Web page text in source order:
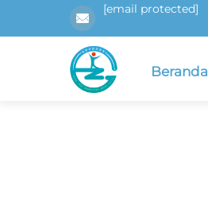
[email protected]
Beranda